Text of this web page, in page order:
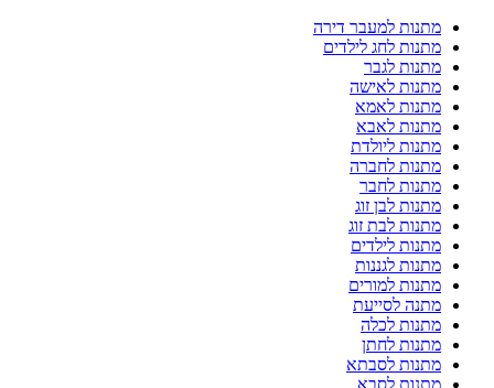
מתנות למעבר דירה
מתנות לחג לילדים
מתנות לגבר
מתנות לאישה
מתנות לאמא
מתנות לאבא
מתנות ליולדת
מתנות לחברה
מתנות לחבר
מתנות לבן זוג
מתנות לבת זוג
מתנות לילדים
מתנות לגננות
מתנות למורים
מתנה לסייעת
מתנות לכלה
מתנות לחתן
מתנות לסבתא
מתנות לסבא